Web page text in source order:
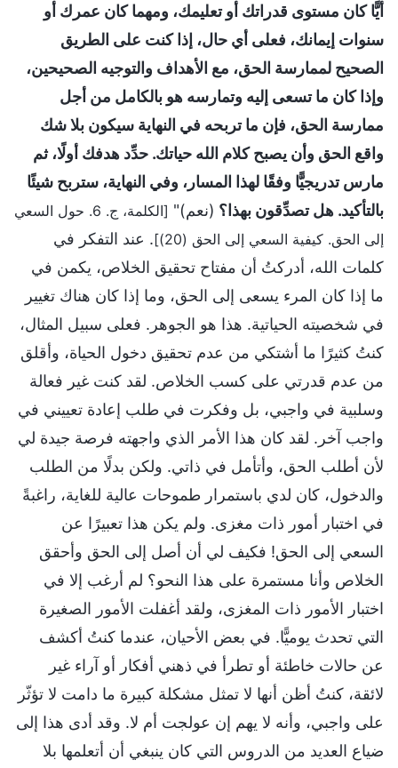
أيًّا كان مستوى قدراتك أو تعليمك، ومهما كان عمرك أو
سنوات إيمانك، فعلى أي حال، إذا كنت على الطريق
الصحيح لممارسة الحق، مع الأهداف والتوجيه الصحيحين،
وإذا كان ما تسعى إليه وتمارسه هو بالكامل من أجل
ممارسة الحق، فإن ما تربحه في النهاية سيكون بلا شك
واقع الحق وأن يصبح كلام الله حياتك. حدِّد هدفك أولًا، ثم
مارس تدريجيًّا وفقًا لهذا المسار، وفي النهاية، ستربح شيئًا
بالتأكيد. هل تصدِّقون بهذا؟ (نعم)"
[الكلمة، ج. 6. حول السعي
إلى الحق. كيفية السعي إلى الحق (20)]
. عند التفكر في
كلمات الله، أدركتُ أن مفتاح تحقيق الخلاص، يكمن في
ما إذا كان المرء يسعى إلى الحق، وما إذا كان هناك تغيير
في شخصيته الحياتية. هذا هو الجوهر. فعلى سبيل المثال،
كنتُ كثيرًا ما أشتكي من عدم تحقيق دخول الحياة، وأقلق
من عدم قدرتي على كسب الخلاص. لقد كنت غير فعالة
وسلبية في واجبي، بل وفكرت في طلب إعادة تعييني في
واجب آخر. لقد كان هذا الأمر الذي واجهته فرصة جيدة لي
لأن أطلب الحق، وأتأمل في ذاتي. ولكن بدلًا من الطلب
والدخول، كان لدي باستمرار طموحات عالية للغاية، راغبةً
في اختبار أمور ذات مغزى. ولم يكن هذا تعبيرًا عن
السعي إلى الحق! فكيف لي أن أصل إلى الحق وأحقق
الخلاص وأنا مستمرة على هذا النحو؟ لم أرغب إلا في
اختبار الأمور ذات المغزى، ولقد أغفلت الأمور الصغيرة
التي تحدث يوميًّا. في بعض الأحيان، عندما كنتُ أكشف
عن حالات خاطئة أو تطرأ في ذهني أفكار أو آراء غير
لائقة، كنتُ أظن أنها لا تمثل مشكلة كبيرة ما دامت لا تؤثّر
على واجبي، وأنه لا يهم إن عولجت أم لا. وقد أدى هذا إلى
ضياع العديد من الدروس التي كان ينبغي أن أتعلمها بلا